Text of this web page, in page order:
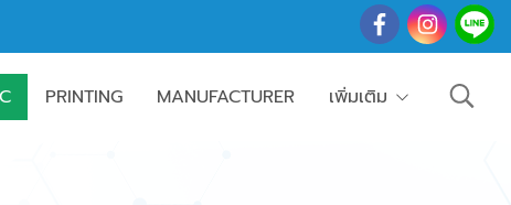
PRINTING MANUFACTURER เพิ่มเติม